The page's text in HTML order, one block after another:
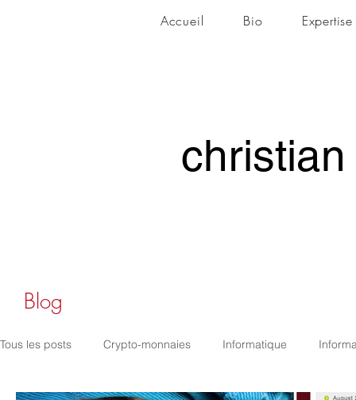
Accueil Bio Expertise
christian
christian
Tous les posts Crypto-monnaies Informatique
Blog